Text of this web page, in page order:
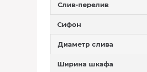
Слив-перелив
Сифон
Диаметр слива
Ширина шкафа